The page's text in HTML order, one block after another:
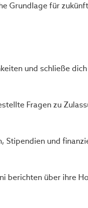
Grundlage für
und schließe
Fragen zu
Stipendien und
berichten über ihre